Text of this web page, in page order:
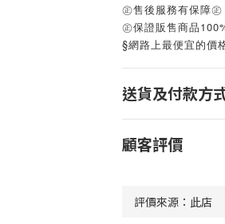
㊣售後服務有保障㊣
㊣保證販售商品
§網路上最便宜的價
送貨及付款方
顧客評價